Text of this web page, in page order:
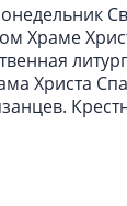
Храме
Христа